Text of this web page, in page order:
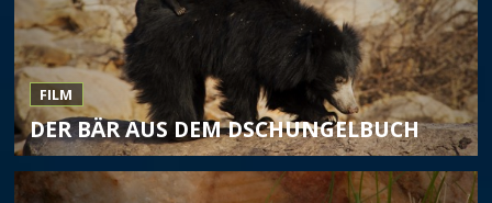
FILM
DER BÄR AUS DEM DSCHUNGELBUCH